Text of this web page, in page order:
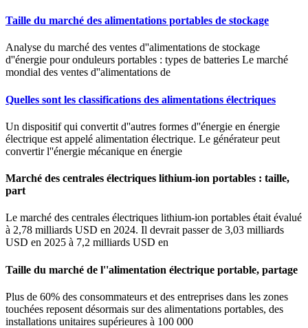
Taille du marché des alimentations portables de stockage
Analyse du marché des ventes d''alimentations de stockage
d''énergie pour onduleurs portables : types de batteries Le marché
mondial des ventes d''alimentations de
Quelles sont les classifications des alimentations électriques
Un dispositif qui convertit d''autres formes d''énergie en énergie
électrique est appelé alimentation électrique. Le générateur peut
convertir l''énergie mécanique en énergie
Marché des centrales électriques lithium-ion portables : taille,
part
Le marché des centrales électriques lithium-ion portables était évalué
à 2,78 milliards USD en 2024. Il devrait passer de 3,03 milliards
USD en 2025 à 7,2 milliards USD en
Taille du marché de l''alimentation électrique portable, partage
Plus de 60% des consommateurs et des entreprises dans les zones
touchées reposent désormais sur des alimentations portables, des
installations unitaires supérieures à 100 000